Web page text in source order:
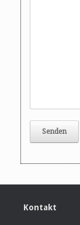
Kontakt